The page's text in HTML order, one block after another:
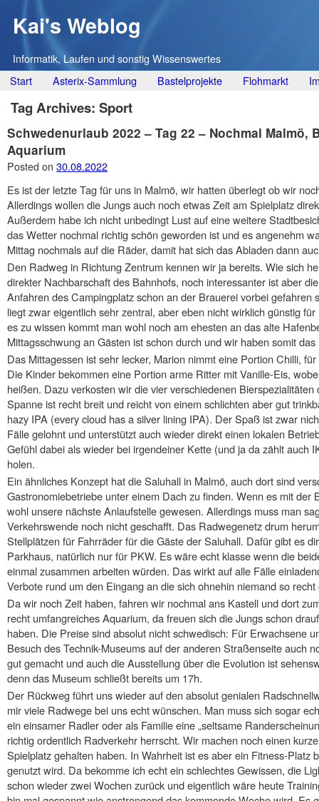
Kai's Weblog
Informatik, Laufen und sonstig Wissenswertes
Main menu
Skip
to
content
Start Asterix-Sammlung Bastelprojekte Flohmarkt
Tag Archives: Sport
Schwedenurlaub 2022 – Tag 22 – Nochmal Malmö,
Aquarium
Posted on 30.08.2022
Es ist der letzte Tag für uns in Malmö, wir hatten überlegt ob wir
Allerdings wollen die Jungs auch noch etwas Zeit am Spielplatz
Außerdem habe ich nicht unbedingt Lust auf eine weitere
das Wetter nochmal richtig schön geworden ist und es angenehm
Mittag nochmals auf die Räder, damit hat sich das Abladen dann
Den Radweg in Richtung Zentrum kennen wir ja bereits. Wie sich
direkter Nachbarschaft des Bahnhofs, noch interessanter ist aber
Anfahren des Campingplatz schon an der Brauerei vorbei gefahren
liegt zwar eigentlich sehr zentral, aber eben nicht wirklich günstig
es zu wissen kommt man wohl noch am ehesten an das alte
Mittagsschwung an Gästen ist schon durch und wir haben somit
Das Mittagessen ist sehr lecker, Marion nimmt eine Portion Chilli,
Die Kinder bekommen eine Portion arme Ritter mit Vanille-Eis,
heißen. Dazu verkosten wir die vier verschiedenen
Spanne ist recht breit und reicht von einem schlichten aber gut
hazy IPA (every cloud has a silver lining IPA). Der Spaß ist zwar
Fälle gelohnt und unterstützt auch wieder direkt einen lokalen
Gefühl dabei als wieder bei irgendeiner Kette (und ja da zählt auch
holen.
Ein ähnliches Konzept hat die Saluhall in Malmö, auch dort sind
Gastronomiebetriebe unter einem Dach zu finden. Wenn es mit der
wohl unsere nächste Anlaufstelle gewesen. Allerdings muss man
Verkehrswende noch nicht geschafft. Das Radwegenetz drum
Stellplätzen für Fahrräder für die Gäste der Saluhall. Dafür gibt es
Parkhaus, natürlich nur für PKW. Es wäre echt klasse wenn die
einmal zusammen arbeiten würden. Das wirkt auf alle Fälle
Verbote rund um den Eingang an die sich ohnehin niemand so
Da wir noch Zeit haben, fahren wir nochmal ans Kastell und dort
recht umfangreiches Aquarium, da freuen sich die Jungs schon
haben. Die Preise sind absolut nicht schwedisch: Für Erwachsene
Besuch des Technik-Museums auf der anderen Straßenseite auch
gut gemacht und auch die Ausstellung über die Evolution ist
denn das Museum schließt bereits um 17h.
Der Rückweg führt uns wieder auf den absolut genialen
mir viele Radwege bei uns echt wünschen. Man muss sich sogar
ein einsamer Radler oder als Familie eine „seltsame
richtig ordentlich Radverkehr herrscht. Wir machen noch einen
Spielplatz gehalten haben. In Wahrheit ist es aber ein Fitness-Platz
genutzt wird. Da bekomme ich echt ein schlechtes Gewissen, die
schon wieder zwei Wochen zurück und eigentlich wäre heute